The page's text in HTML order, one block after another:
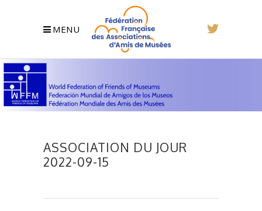
MENU
ASSOCIATION DU JOUR
2022-09-15